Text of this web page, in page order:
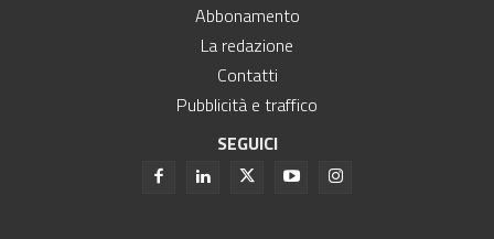
Abbonamento
La redazione
Contatti
Pubblicità e traffico
SEGUICI